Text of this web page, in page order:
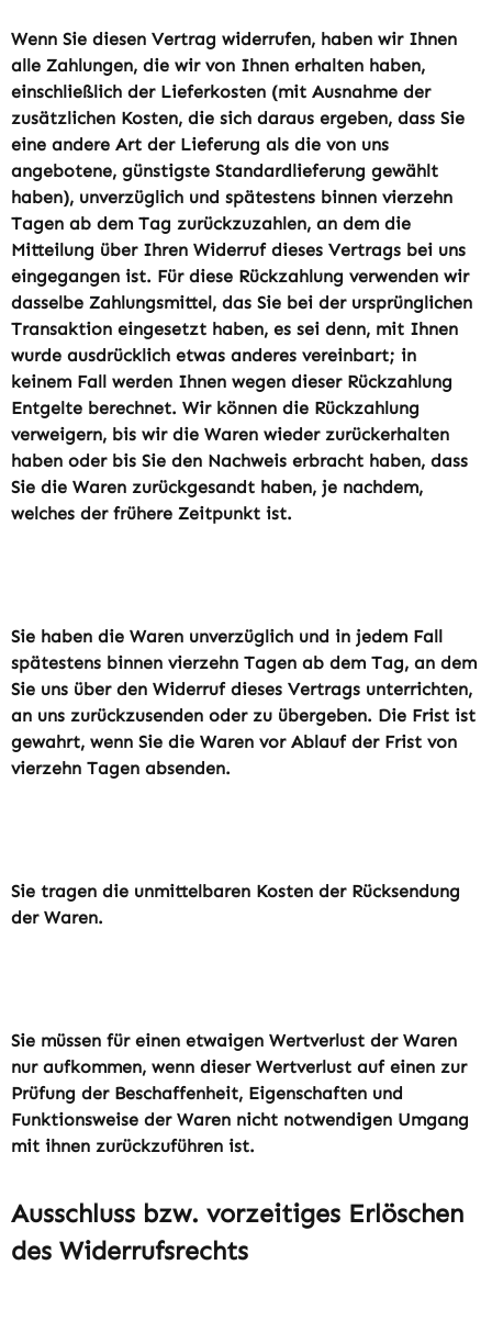
Wenn Sie diesen Vertrag widerrufen, haben wir Ihnen
alle Zahlungen, die wir von Ihnen erhalten haben,
einschließlich der Lieferkosten (mit Ausnahme der
zusätzlichen Kosten, die sich daraus ergeben, dass Sie
eine andere Art der Lieferung als die von uns
angebotene, günstigste Standardlieferung gewählt
haben), unverzüglich und spätestens binnen vierzehn
Tagen ab dem Tag zurückzuzahlen, an dem die
Mitteilung über Ihren Widerruf dieses Vertrags bei uns
eingegangen ist. Für diese Rückzahlung verwenden wir
dasselbe Zahlungsmittel, das Sie bei der ursprünglichen
Transaktion eingesetzt haben, es sei denn, mit Ihnen
wurde ausdrücklich etwas anderes vereinbart; in
keinem Fall werden Ihnen wegen dieser Rückzahlung
Entgelte berechnet. Wir können die Rückzahlung
verweigern, bis wir die Waren wieder zurückerhalten
haben oder bis Sie den Nachweis erbracht haben, dass
Sie die Waren zurückgesandt haben, je nachdem,
welches der frühere Zeitpunkt ist.
Sie haben die Waren unverzüglich und in jedem Fall
spätestens binnen vierzehn Tagen ab dem Tag, an dem
Sie uns über den Widerruf dieses Vertrags unterrichten,
an uns zurückzusenden oder zu übergeben. Die Frist ist
gewahrt, wenn Sie die Waren vor Ablauf der Frist von
vierzehn Tagen absenden.
Sie tragen die unmittelbaren Kosten der Rücksendung
der Waren.
Sie müssen für einen etwaigen Wertverlust der Waren
nur aufkommen, wenn dieser Wertverlust auf einen zur
Prüfung der Beschaffenheit, Eigenschaften und
Funktionsweise der Waren nicht notwendigen Umgang
mit ihnen zurückzuführen ist.
Ausschluss bzw. vorzeitiges Erlöschen
des Widerrufsrechts